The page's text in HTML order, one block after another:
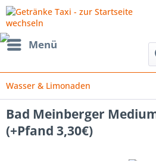
Menü
Wasser & Limonaden
Bad Meinberger
(+Pfand 3,30€)